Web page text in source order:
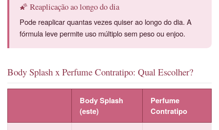
🌠 Reaplicação ao longo do dia
Pode reaplicar quantas vezes quiser ao longo do dia. A
fórmula leve permite uso múltiplo sem peso ou enjoo.
Body Splash x Perfume Contratipo: Qual Escolher?
Body Splash
(este)
Perfume
Contratipo